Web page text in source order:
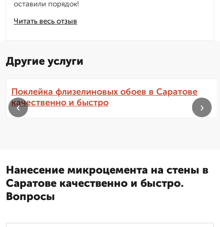
Читать весь отзыв
оставили порядок!
Другие услуги
Поклейка флизелиновых обоев в Саратове
качественно и быстро
‹ ›
Нанесение микроцемента на стены в
Саратове качественно и быстро.
Вопросы